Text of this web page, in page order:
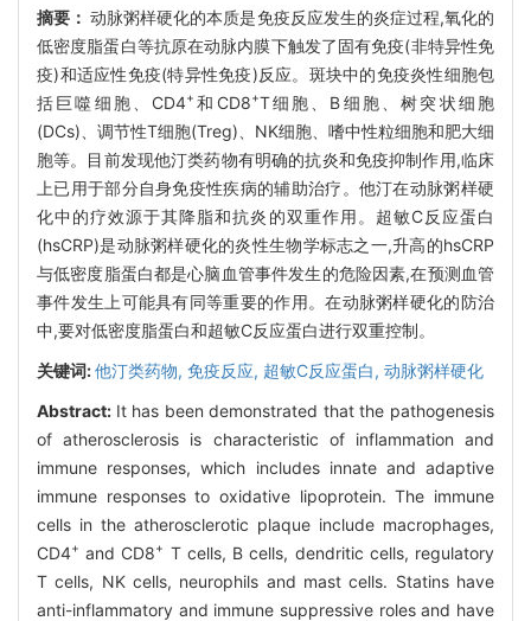
摘要：动脉粥样硬化的本质是免疫反应发生的炎症过程,氧化的
低密度脂蛋白等抗原在动脉内膜下触发了固有免疫(非特异性免
疫)和适应性免疫(特异性免疫)反应。斑块中的免疫炎性细胞包
括巨噬细胞、CD4+ 和CD8+T细胞、B细胞、树突状细胞
(DCs)、调节性T细胞(Treg)、NK细胞、嗜中性粒细胞和肥大细
胞等。目前发现他汀类药物有明确的抗炎和免疫抑制作用,临床
上已用于部分自身免疫性疾病的辅助治疗。他汀在动脉粥样硬
化中的疗效源于其降脂和抗炎的双重作用。超敏C反应蛋白
(hsCRP)是动脉粥样硬化的炎性生物学标志之一,升高的hsCRP
与低密度脂蛋白都是心脑血管事件发生的危险因素,在预测血管
事件发生上可能具有同等重要的作用。在动脉粥样硬化的防治
中,要对低密度脂蛋白和超敏C反应蛋白进行双重控制。
关键词:他汀类药物, 免疫反应, 超敏C反应蛋白, 动脉粥样硬化
Abstract: It has been demonstrated that the pathogenesis
of atherosclerosis is characteristic of inflammation and
immune responses, which includes innate and adaptive
immune responses to oxidative lipoprotein. The immune
cells in the atherosclerotic plaque include macrophages,
CD4+ and CD8+ T cells, B cells, dendritic cells, regulatory
T cells, NK cells, neurophils and mast cells. Statins have
anti-inflammatory and immune suppressive roles and have